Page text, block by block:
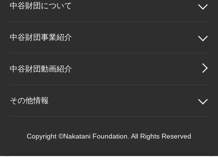
中谷財団について
中谷財団について
理事長挨拶
設立趣意書
中谷財団事業紹介
中谷財団事業紹介
中谷賞
中谷財団動画紹介
その他情報
Copyright ©Nakatani Foundation. All Rights Reserved